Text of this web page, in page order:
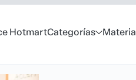
HotmartCategorías